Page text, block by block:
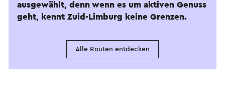
ausgewählt, denn wenn es um aktiven Genuss
geht, kennt Zuid-Limburg keine Grenzen.
Alle Routen entdecken